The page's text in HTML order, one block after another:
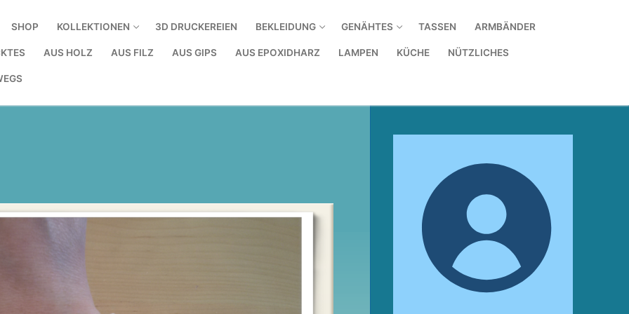
SHOP KOLLEKTIONEN 3D DRUCKEREIEN BEKLEIDUNG GENÄHTES TASSEN ARMBÄNDER
AUS HOLZ AUS FILZ AUS GIPS AUS EPOXIDHARZ LAMPEN KÜCHE NÜTZLICHES